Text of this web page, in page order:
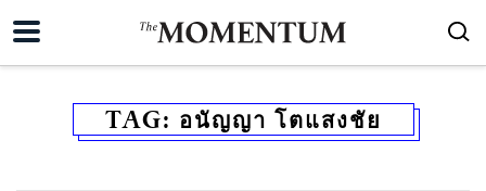
TAG: อนัญญา โตแสงชัย